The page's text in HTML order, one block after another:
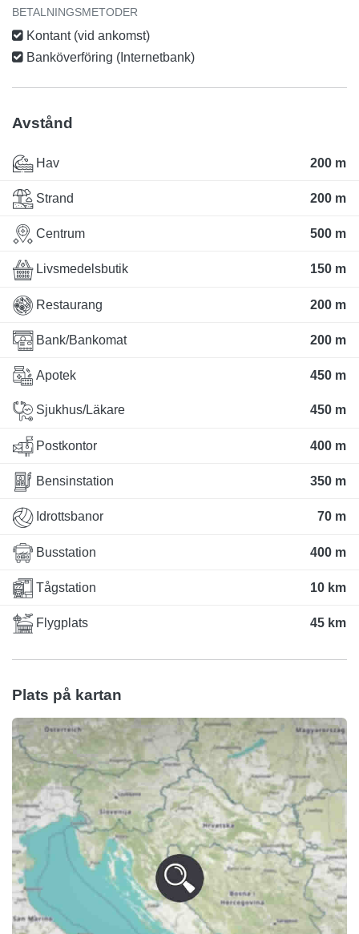
BETALNINGSMETODER
Kontant (vid ankomst)
Banköverföring (Internetbank)
Avstånd
Hav 200 m
Strand 200 m
Centrum 500 m
Livsmedelsbutik 150 m
Restaurang 200 m
Bank/Bankomat 200 m
Apotek 450 m
Sjukhus/Läkare 450 m
Postkontor 400 m
Bensinstation 350 m
Idrottsbanor 70 m
Busstation 400 m
Tågstation 10 km
Flygplats 45 km
Plats på kartan